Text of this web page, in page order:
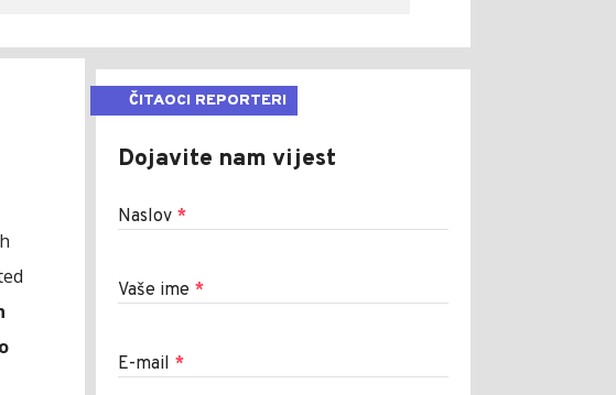
ČITAOCI REPORTERI
Dojavite nam vijest
Naslov *
Vaše ime *
E-mail *